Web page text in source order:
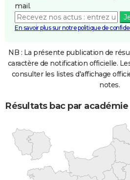
mail.
En savoir plus sur notre politique de
NB : La présente publication de
caractère de notification officielle.
consulter les listes d'affichage
notes.
Résultats bac par académie